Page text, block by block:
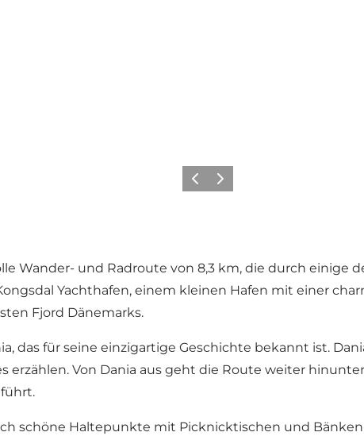
Vorherige Folie
Nächste Folie
Wander- und Radroute von 8,3 km, die durch einige
Yachthafen, einem kleinen Hafen mit einer
Fjord Dänemarks.
, das für seine einzigartige Geschichte bekannt ist.
Von Dania aus geht die Route weiter
schöne Haltepunkte mit Picknicktischen und